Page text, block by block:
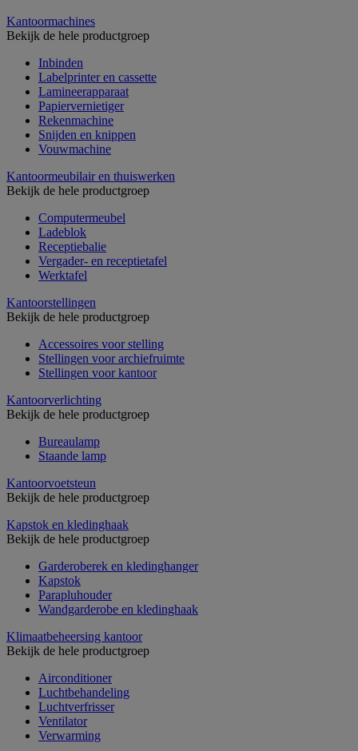
Kantoormachines
Bekijk de hele productgroep
Inbinden
Labelprinter en cassette
Lamineerapparaat
Papiervernietiger
Rekenmachine
Snijden en knippen
Vouwmachine
Kantoormeubilair en thuiswerken
Bekijk de hele productgroep
Computermeubel
Ladeblok
Receptiebalie
Vergader- en receptietafel
Werktafel
Kantoorstellingen
Bekijk de hele productgroep
Accessoires voor stelling
Stellingen voor archiefruimte
Stellingen voor kantoor
Kantoorverlichting
Bekijk de hele productgroep
Bureaulamp
Staande lamp
Kantoorvoetsteun
Bekijk de hele productgroep
Kapstok en kledinghaak
Bekijk de hele productgroep
Garderoberek en kledinghanger
Kapstok
Parapluhouder
Wandgarderobe en kledinghaak
Klimaatbeheersing kantoor
Bekijk de hele productgroep
Airconditioner
Luchtbehandeling
Luchtverfrisser
Ventilator
Verwarming